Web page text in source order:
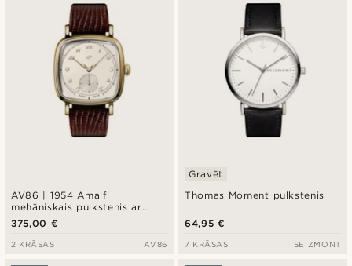
AV86 | 1954 Amalfi
mehāniskais pulkstenis ar
zelta krāsas korpusu un
krēmkrāsas ciparnīcu
375,00 €
2 KRĀSAS AV86
Thomas Moment pulkstenis
Gravēt
64,95 €
7 KRĀSAS SEIZMONT